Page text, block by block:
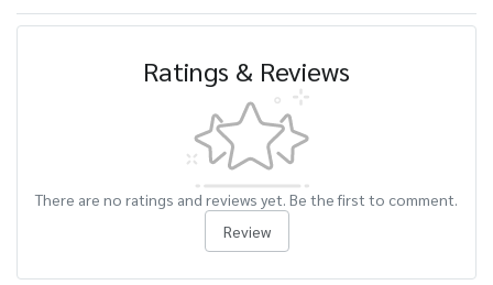
Ratings & Reviews
There are no ratings and reviews yet. Be the first to comment.
Review